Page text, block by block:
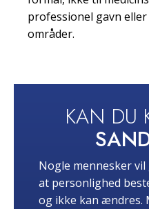
professionel gavn
områder.
KAN DU
Nogle mennesker
at personlighed
og ikke kan ændres.